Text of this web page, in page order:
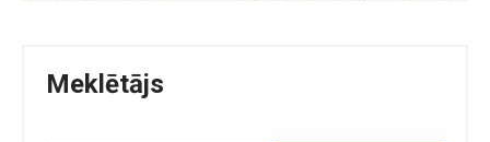
Meklētājs